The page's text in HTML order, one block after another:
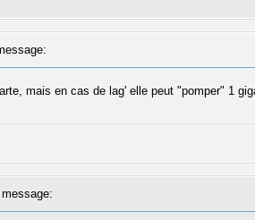
mais en cas de lag' elle peut "pomper" 1